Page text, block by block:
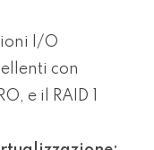
I/O
con
e il RAID 1